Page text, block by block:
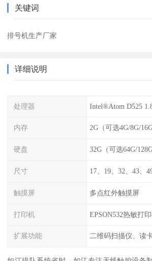
关键词
排号机生产厂家
详细说明
处理器 Intel®Atom D525
内存 2G（可选4G/8G/16G
硬盘 32G（可选64G/
尺寸 17、19、32、43、
触摸屏 多点红外触摸屏
打印机 EPSON532热敏打
扩展功能 二维码扫描仪、读